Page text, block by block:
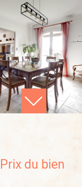
Prix du bien